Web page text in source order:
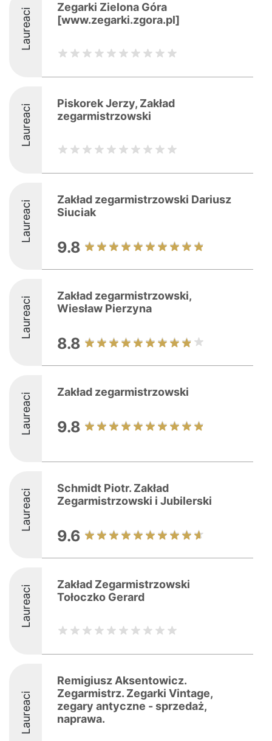
Laureaci
Zegarki Zielona Góra
[www.zegarki.zgora.pl]
Laureaci
Piskorek Jerzy, Zakład
zegarmistrzowski
Laureaci
Zakład zegarmistrzowski Dariusz
Siuciak
9.8
Laureaci
Zakład zegarmistrzowski,
Wiesław Pierzyna
8.8
Laureaci Zakład zegarmistrzowski
9.8
Laureaci
Schmidt Piotr. Zakład
Zegarmistrzowski i Jubilerski
9.6
Laureaci
Zakład Zegarmistrzowski
Tołoczko Gerard
Laureaci
Remigiusz Aksentowicz.
Zegarmistrz. Zegarki Vintage,
zegary antyczne - sprzedaż,
naprawa.